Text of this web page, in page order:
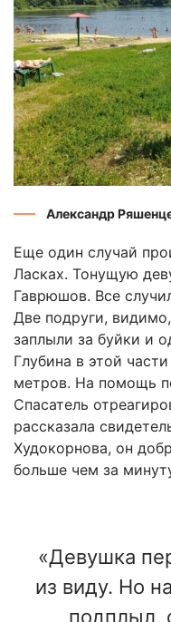
Александр
Еще один случай
Ласках. Тонущую
Гаврюшов. Все
Две подруги,
заплыли за буйки и
Глубина в этой
метров. На помощь
Спасатель
рассказала
Худокорнова, он
больше чем за
«Девушка
из виду. Но
подплыл,